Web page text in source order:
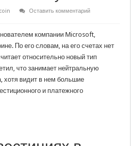
Оставить комментарий
компании Microsoft,
По его словам, на его счетах нет
относительно новый тип
что занимает нейтральную
хотя видит в нем большие
и платежного